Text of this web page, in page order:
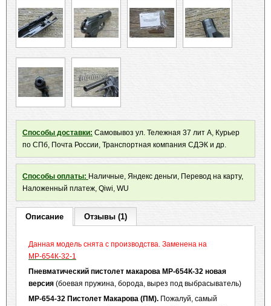
Способы доставки: Самовывоз ул. Тележная 37 лит А, Курьер
по СПб, Почта России, Транспортная компания СДЭК и др.
Способы оплаты: Наличные, Яндекс деньги, Перевод на карту,
Наложенный платеж, Qiwi, WU
Описание Отзывы (1)
Данная модель снята с производства. Заменена на
МР-654К-32-1
Пневматический пистолет макарова МР-654К-32 новая
версия (боевая пружина, борода, вырез под выбрасыватель)
МР-654-32 Пистолет Макарова (ПМ). Пожалуй, самый